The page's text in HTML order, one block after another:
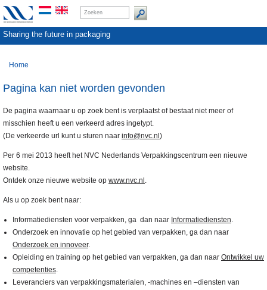
Sharing the future in packaging
Home
Pagina kan niet worden gevonden
De pagina waarnaar u op zoek bent is verplaatst of bestaat niet meer of
misschien heeft u een verkeerd adres ingetypt.
(De verkeerde url kunt u sturen naar info@nvc.nl )
Per 6 mei 2013 heeft het NVC Nederlands Verpakkingscentrum een nieuwe
website.
Ontdek onze nieuwe website op www.nvc.nl .
Als u op zoek bent naar:
Informatiediensten voor verpakken, ga dan naar Informatiediensten.
Onderzoek en innovatie op het gebied van verpakken, ga dan naar
Onderzoek en innoveer.
Opleiding en training op het gebied van verpakken, ga dan naar Ontwikkel uw
competenties.
Leveranciers van verpakkingsmaterialen, -machines en –diensten van